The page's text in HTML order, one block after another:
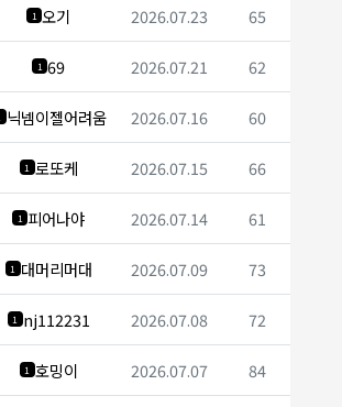
1 오기 2026.07.23 65
1 69 2026.07.21 62
닉넴이젤어려움 2026.07.16 60
1 로또케 2026.07.15 66
1 피어나야 2026.07.14 61
1 대머리머대 2026.07.09 73
1 nj112231 2026.07.08 72
1 호밍이 2026.07.07 84